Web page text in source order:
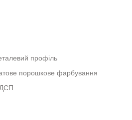
профіль
порошкове фарбування
ДСП